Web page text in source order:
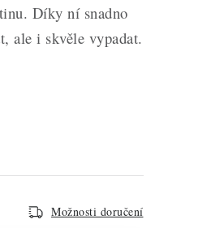
Díky ní snadno
ale i skvěle vypadat.
Možnosti doručení